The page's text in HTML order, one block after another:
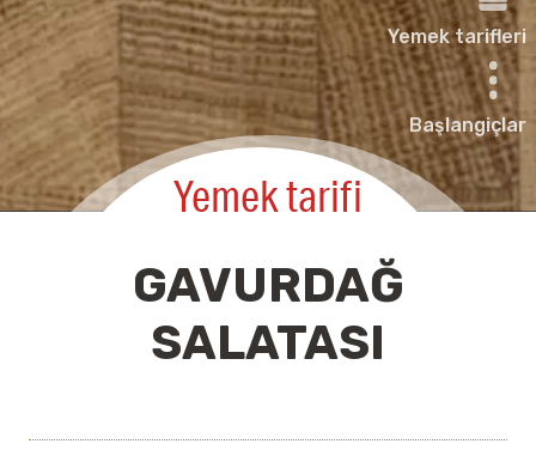
Yemek tarifleri
Başlangiçlar
Yemek tarifi
GAVURDAĞ
SALATASI